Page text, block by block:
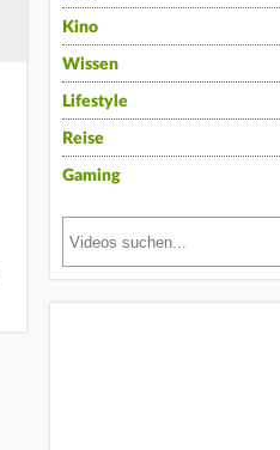
Kino
Wissen
Lifestyle
Reise
Gaming